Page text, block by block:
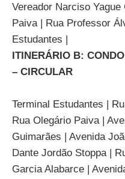
Vereador Narciso
Paiva | Rua Professor
Estudantes |
ITINERÁRIO B:
– CIRCULAR
Terminal Estudantes |
Rua Olegário Paiva |
Guimarães | Avenida
Dante Jordão Stoppa |
Garcia Alabarce |